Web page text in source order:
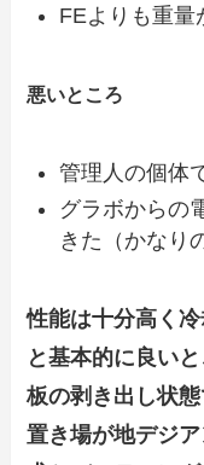
FEよりも重量
悪いところ
管理人の個体
グラボからの
きた（かなり
性能は十分高く
と基本的に良い
板の剥き出し状
置き場が地デジ